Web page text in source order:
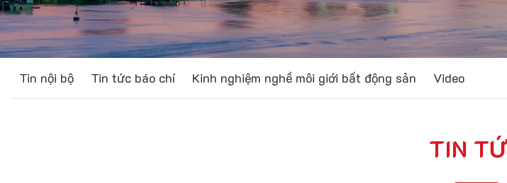
Tin nội bộ Tin tức báo chí Kinh nghiệm nghề môi giới bất động sản Video
TIN